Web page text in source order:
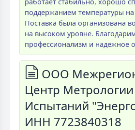
поддержанием температуры
Поставка была организована
на высоком уровне.
профессионализм и надежное
ООО
Центр
Испытаний
ИНН 7723840318